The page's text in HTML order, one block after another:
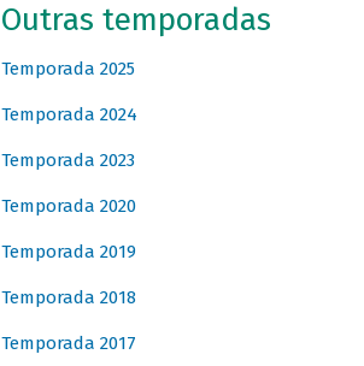
Outras temporadas
Temporada 2025
Temporada 2024
Temporada 2023
Temporada 2020
Temporada 2019
Temporada 2018
Temporada 2017